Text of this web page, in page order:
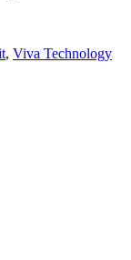
, Viva Technology